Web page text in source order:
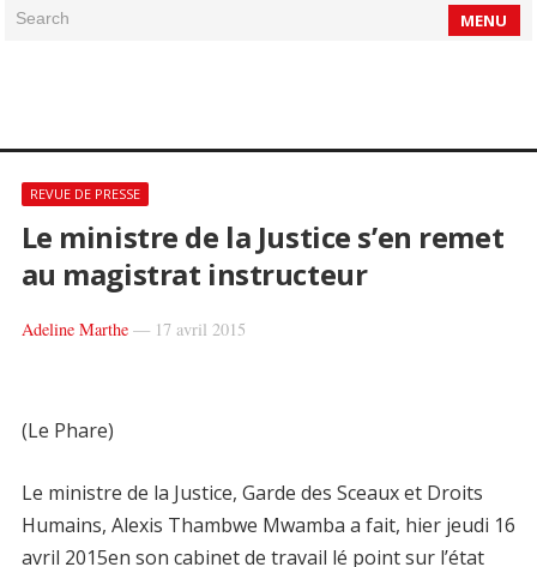
Search MENU
REVUE DE PRESSE
Le ministre de la Justice s’en remet
au magistrat instructeur
Adeline Marthe— 17 avril 2015
(Le Phare)
Le ministre de la Justice, Garde des Sceaux et Droits
Humains, Alexis Thambwe Mwamba a fait, hier jeudi 16
avril 2015en son cabinet de travail lé point sur l’état